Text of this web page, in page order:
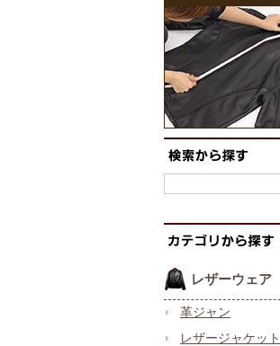
レザーウェア
革ジャン
レザージャケット